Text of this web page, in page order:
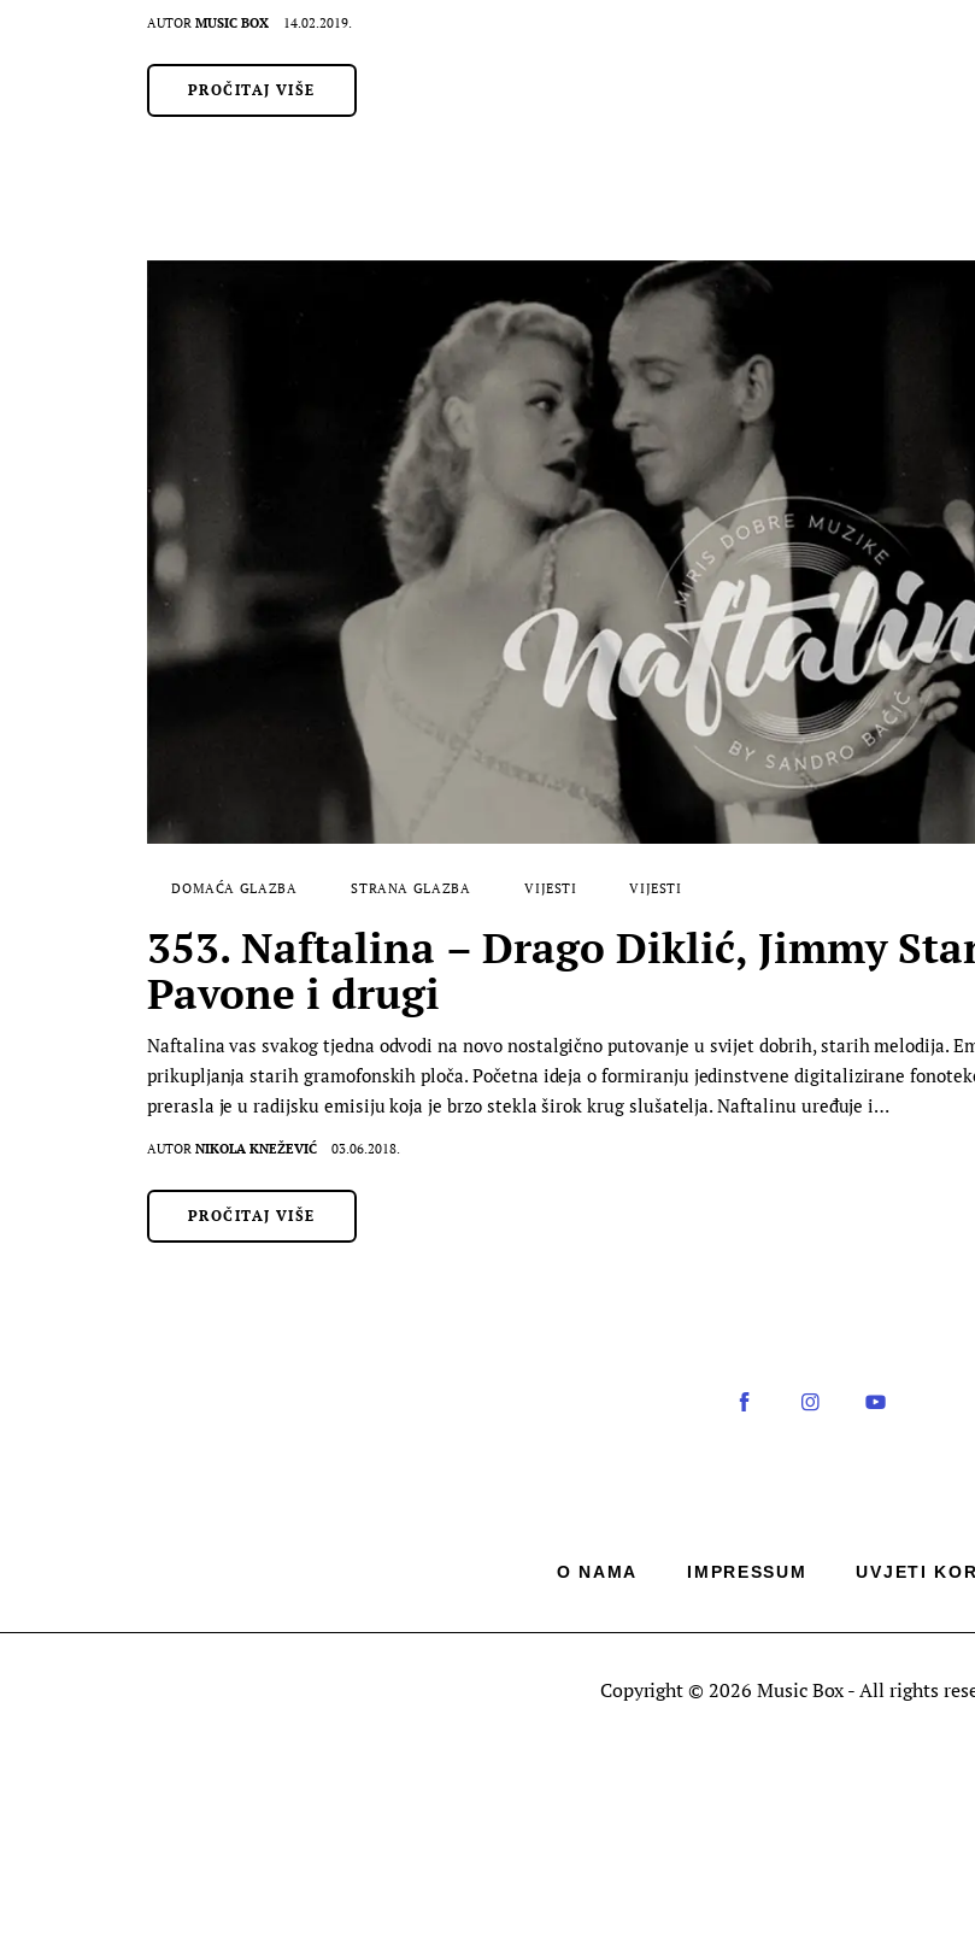
AUTOR MUSIC BOX 14.02.2019.
PROČITAJ VIŠE
DOMAĆA GLAZBA STRANA GLAZBA VIJESTI VIJESTI
353. Naftalina – Drago Diklić, Jimmy
Pavone i drugi
Naftalina vas svakog tjedna odvodi na novo nostalgično putovanje u svijet dobrih, starih melodija.
prikupljanja starih gramofonskih ploča. Početna ideja o formiranju jedinstvene digitalizirane
prerasla je u radijsku emisiju koja je brzo stekla širok krug slušatelja. Naftalinu uređuje i…
AUTOR NIKOLA KNEŽEVIĆ 03.06.2018.
PROČITAJ VIŠE
O NAMA IMPRESSUM UVJETI
Copyright © 2026 Music Box - All rights